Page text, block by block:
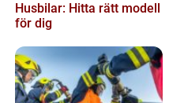
Husbilar: Hitta rätt modell
för dig